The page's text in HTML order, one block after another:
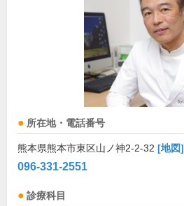
所在地・電話番号
熊本県熊本市東区山ノ神2-2-32 [地図]
096-331-2551
診療科目